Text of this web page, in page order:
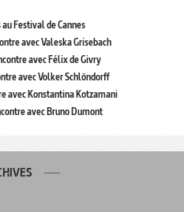
Festival de Cannes
avec Valeska Grisebach
avec Félix de Givry
avec Volker Schlöndorff
avec Konstantina Kotzamani
avec Bruno Dumont